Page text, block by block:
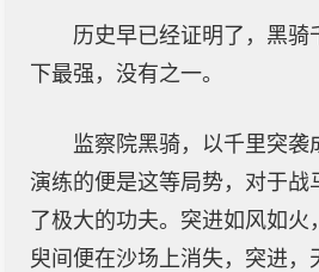
历史早已经证明了，黑骑
下最强，没有之一。
监察院黑骑，以千里突袭
演练的便是这等局势，对于战
了极大的功夫。突进如风如
臾间便在沙场上消失，突进，